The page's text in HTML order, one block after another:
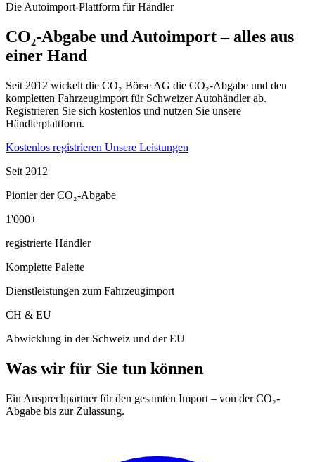
Die Autoimport-Plattform für Händler
CO₂-Abgabe und Autoimport – alles aus
einer Hand
Seit 2012 wickelt die CO₂ Börse AG die CO₂-Abgabe und den
kompletten Fahrzeugimport für Schweizer Autohändler ab.
Registrieren Sie sich kostenlos und nutzen Sie unsere
Händlerplattform.
Kostenlos registrieren Unsere Leistungen
Seit 2012
Pionier der CO₂-Abgabe
1'000+
registrierte Händler
Komplette Palette
Dienstleistungen zum Fahrzeugimport
CH & EU
Abwicklung in der Schweiz und der EU
Was wir für Sie tun können
Ein Ansprechpartner für den gesamten Import – von der CO₂-
Abgabe bis zur Zulassung.